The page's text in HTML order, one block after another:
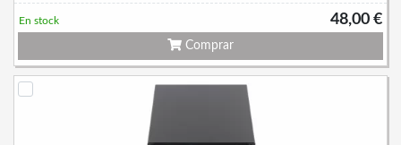
48,00 €
En stock
Comprar